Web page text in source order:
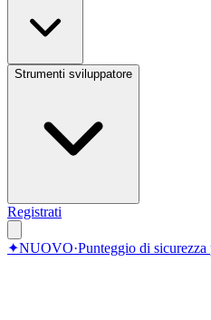
Strumenti sviluppatore
Registrati
✦NUOVO·Punteggio di